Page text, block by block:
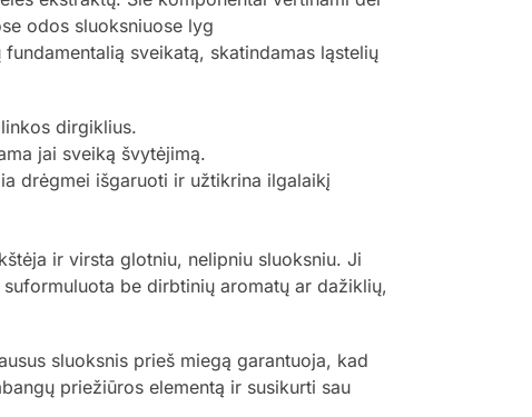
odos sluoksniuose lyg
sveikatą, skatindamas ląstelių
dirgiklius.
jai sveiką švytėjimą.
drėgmei išgaruoti ir užtikrina ilgalaikį
ir virsta glotniu, nelipniu sluoksniu. Ji
be dirbtinių aromatų ar dažiklių,
sluoksnis prieš miegą garantuoja, kad
priežiūros elementą ir susikurti sau